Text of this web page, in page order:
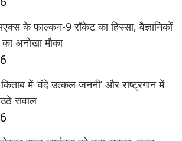
के फाल्कन-9 रॉकेट का हिस्सा, वैज्ञानिकों
अनोखा मौका
में ‘वंदे उत्कल जननी’ और राष्ट्रगान में
उठे सवाल